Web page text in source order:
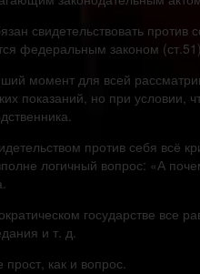
свидетельствовать против
федеральным законом
момент для всей
показаний, но при условии,
против себя всё
логичный вопрос: «А
государстве все
и т. д.
прост, как и вопрос.